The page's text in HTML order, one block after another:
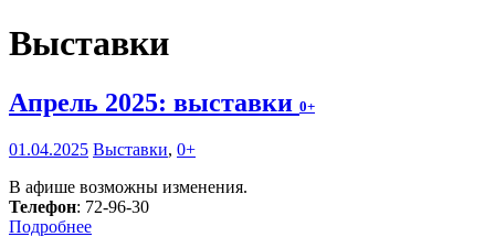
Выставки
Апрель 2025: выставки 0+
01.04.2025 Выставки, 0+
В афише возможны изменения.
Телефон: 72-96-30
Подробнее